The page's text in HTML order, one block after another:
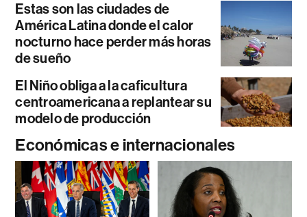
Estas son las ciudades de
América Latina donde el calor
nocturno hace perder más horas
de sueño
El Niño obliga a la caficultura
centroamericana a replantear su
modelo de producción
Económicas e internacionales